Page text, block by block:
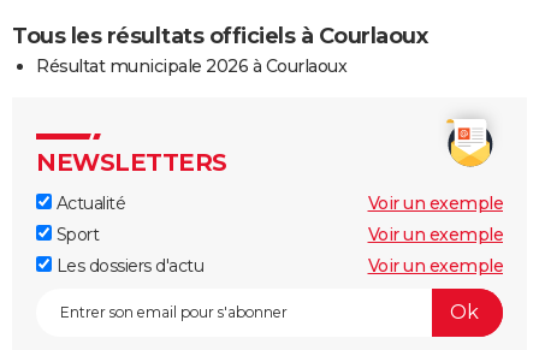
Tous les résultats officiels à Courlaoux
Résultat municipale 2026 à Courlaoux
NEWSLETTERS
Actualité
Voir un exemple
Sport
Voir un exemple
Les dossiers d'actu
Voir un exemple